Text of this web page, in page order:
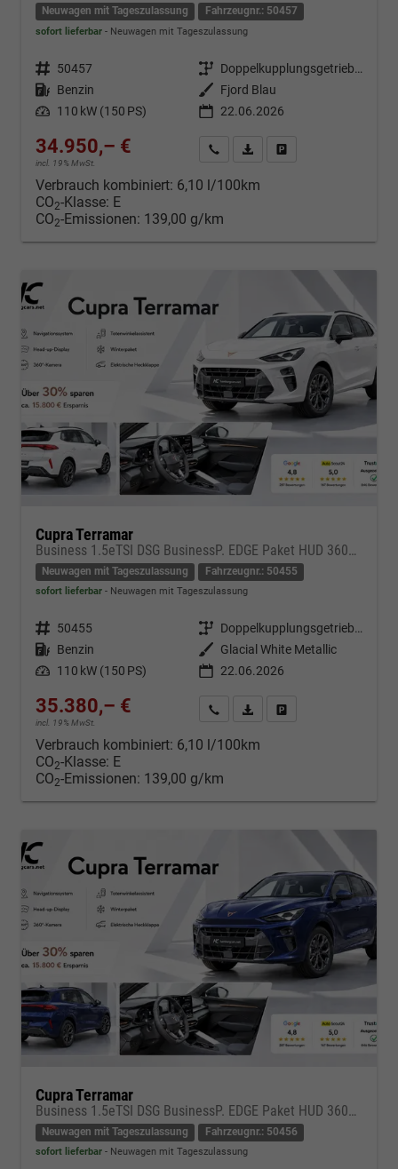
Neuwagen mit Tageszulassung Fahrzeugnr.: 50457
sofort lieferbar Neuwagen mit Tageszulassung
Fahrzeugnr. 50457 Getriebe
Doppelkupplungsgetriebe (DSG)
Kraftstoff Benzin Außenfarbe
Fjord Blau
Leistung 110 kW (150 PS) 22.06.2026
34.950,– €
incl. 19% MwSt.
Kontakt & Angebot anfordern
PDF-Datei, Fahrzeugexposé
Verbrauch kombiniert: 6,10 l/100km
CO2-Klasse: E
CO2-Emissionen: 139,00 g/km
Cupra Terramar
Business 1.5eTSI DSG BusinessP. EDGE Paket HUD 360Cam- DIGITAL DRIVE - INTELLIGENT L Gepäcktrennnetz
Neuwagen mit Tageszulassung Fahrzeugnr.: 50455
sofort lieferbar Neuwagen mit Tageszulassung
Fahrzeugnr. 50455 Getriebe
Doppelkupplungsgetriebe (DSG)
Kraftstoff Benzin Außenfarbe
Glacial White Metallic
Leistung 110 kW (150 PS) 22.06.2026
35.380,– €
incl. 19% MwSt.
Kontakt & Angebot anfordern
PDF-Datei, Fahrzeugexposé
Verbrauch kombiniert: 6,10 l/100km
CO2-Klasse: E
CO2-Emissionen: 139,00 g/km
Cupra Terramar
Business 1.5eTSI DSG BusinessP. EDGE Paket HUD 360Cam- DIGITAL DRIVE - INTELLIGENT L Gepäcktrennnetz
Neuwagen mit Tageszulassung Fahrzeugnr.: 50456
sofort lieferbar Neuwagen mit Tageszulassung